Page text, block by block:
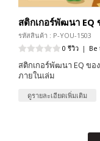
สติกเกอร์พัฒนา EQ
รหัสสินค้า : P-YOU-1503
0 รีวิว |
สติกเกอร์พัฒนา EQ ข
ภายในเล่ม
ดูรายละเอียดเพิ่มเติม